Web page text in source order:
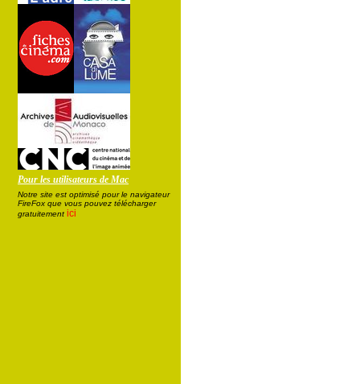
Pour les utilisateurs de Mac
Notre site est optimisé pour le navigateur
FireFox que vous pouvez télécharger
gratuitement ici